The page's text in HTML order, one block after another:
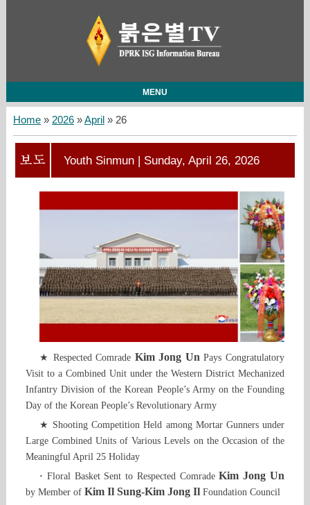
MENU
Home» 2026 »April » 26
Youth Sinmun | Sunday, April 26, 2026
★ Respected Comrade Kim Jong Un Pays Congratulatory
Visit to a Combined Unit under the Western District Mechanized
Infantry Division of the Korean People’s Army on the Founding
Day of the Korean People’s Revolutionary Army
★ Shooting Competition Held among Mortar Gunners under
Large Combined Units of Various Levels on the Occasion of the
Meaningful April 25 Holiday
· Floral Basket Sent to Respected Comrade Kim Jong Un
by Member of Kim Il Sung-Kim Jong Il Foundation Council